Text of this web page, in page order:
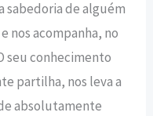
sabedoria de alguém
nos acompanha, no
seu conhecimento
partilha, nos leva a
absolutamente